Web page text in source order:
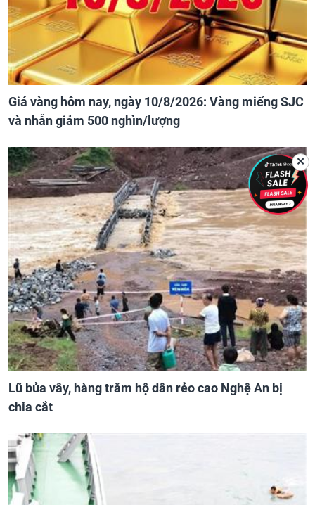
Giá vàng hôm nay, ngày 10/8/2026: Vàng miếng SJC
và nhẫn giảm 500 nghìn/lượng
Lũ bủa vây, hàng trăm hộ dân rẻo cao Nghệ An bị
chia cắt
✕